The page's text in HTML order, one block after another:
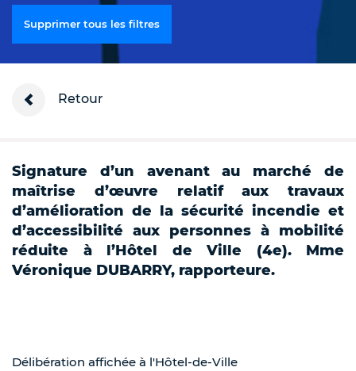
Supprimer tous les filtres
Retour
Signature d’un avenant au marché de
maîtrise d’œuvre relatif aux travaux
d’amélioration de la sécurité incendie et
d’accessibilité aux personnes à mobilité
réduite à l’Hôtel de Ville (4e). Mme
Véronique DUBARRY, rapporteure.
Délibération affichée à l'Hôtel-de-Ville